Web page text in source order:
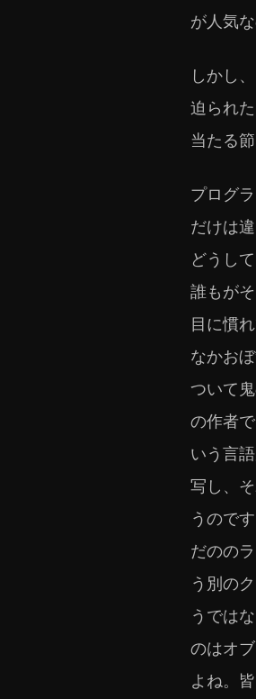
が人気
しかし
迫られ
当たる
プログ
だけは
どうし
誰もが
目に慣
なかお
ついて
の作者
いう言
写し、
うので
だのの
う別の
うでは
のはオ
よね。